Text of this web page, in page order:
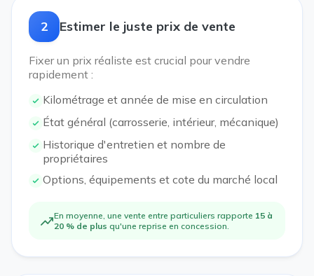
2 Estimer le juste prix de vente
Fixer un prix réaliste est crucial pour vendre
rapidement :
Kilométrage et année de mise en circulation
État général (carrosserie, intérieur, mécanique)
Historique d'entretien et nombre de
propriétaires
Options, équipements et cote du marché local
En moyenne, une vente entre particuliers rapporte 15 à
20 % de plus qu'une reprise en concession.